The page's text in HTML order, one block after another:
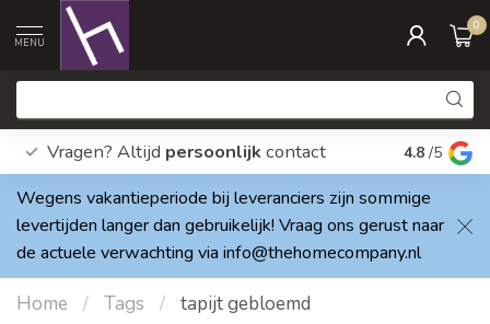
MENU
0
Vragen? Altijd persoonlijk contact Elke dag
4.8 /5
Wegens vakantieperiode bij leveranciers zijn sommige
levertijden langer dan gebruikelijk! Vraag ons gerust naar
de actuele verwachting via info@thehomecompany.nl
Home / Tags / tapijt gebloemd